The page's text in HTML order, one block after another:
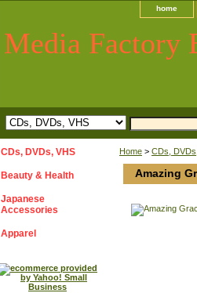
home
Media Factory
Home > CDs,
Amazing
CDs, DVDs, VHS
Beauty & Health
Japanese
Accessories
Apparel